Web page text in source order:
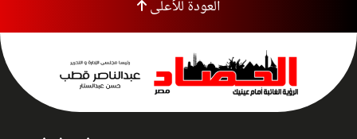
العودة للأعلى